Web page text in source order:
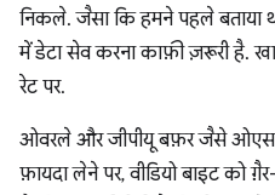
निकले. जैसा कि हमने पहले बताया
में डेटा सेव करना काफ़ी ज़रूरी है.
रेट पर.
ओवरले और जीपीयू बफ़र जैसे ओएस
फ़ायदा लेने पर, वीडियो बाइट